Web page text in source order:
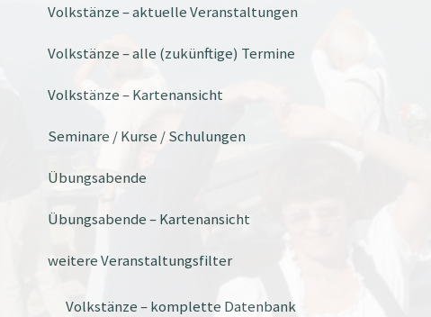
Volkstänze – aktuelle Veranstaltungen
Volkstänze – alle (zukünftige) Termine
Volkstänze – Kartenansicht
Seminare / Kurse / Schulungen
Übungsabende
Übungsabende – Kartenansicht
weitere Veranstaltungsfilter
Volkstänze – komplette Datenbank